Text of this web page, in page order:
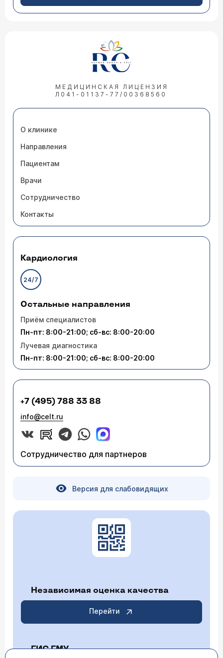
МЕДИЦИНСКАЯ ЛИЦЕНЗИЯ
Л041-01137-77/00368560
О клинике
Направления
Пациентам
Врачи
Сотрудничество
Контакты
Кардиология
24/7
Остальные направления
Приём специалистов
Пн-пт: 8:00-21:00; сб-вс: 8:00-20:00
Лучевая диагностика
Пн-пт: 8:00-21:00; сб-вс: 8:00-20:00
+7 (495) 788 33 88
info@celt.ru
Сотрудничество для партнеров
Версия для слабовидящих
Независимая оценка качества
Перейти
ГИС ГМУ